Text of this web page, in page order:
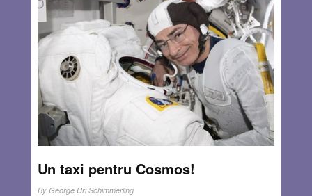
Un taxi pentru Cosmos!
By George Uri Schimmerling